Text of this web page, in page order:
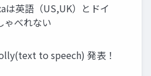
は英語（US,UK）とドイ
ゃべれない
to speech) 発表！